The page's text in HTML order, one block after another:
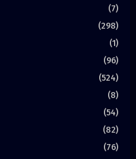
(7)
(298)
(1)
(96)
(524)
(8)
(54)
(82)
(76)